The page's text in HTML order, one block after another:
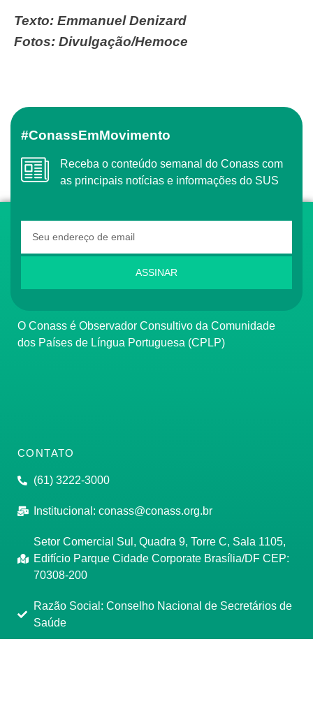
Texto: Emmanuel Denizard
Fotos: Divulgação/Hemoce
#ConassEmMovimento
Receba o conteúdo semanal do Conass com
as principais notícias e informações do SUS
ASSINAR
O Conass é Observador Consultivo da Comunidade
dos Países de Língua Portuguesa (CPLP)
CONTATO
(61) 3222-3000
Institucional: conass@conass.org.br
Setor Comercial Sul, Quadra 9, Torre C, Sala 1105,
Edifício Parque Cidade Corporate Brasília/DF CEP:
70308-200
Razão Social: Conselho Nacional de Secretários de
Saúde